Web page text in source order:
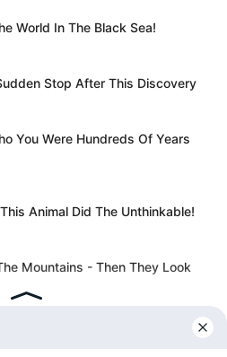
World In The Black Sea!
Stop After This Discovery
You Were Hundreds Of Years
Animal Did The Unthinkable!
Mountains - Then They Look
Really Was